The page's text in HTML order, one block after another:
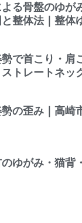
よる骨盤のゆが
整体法｜整体
勢で首こり・肩
トレートネッ
の歪み｜高崎
ゆがみ・猫背